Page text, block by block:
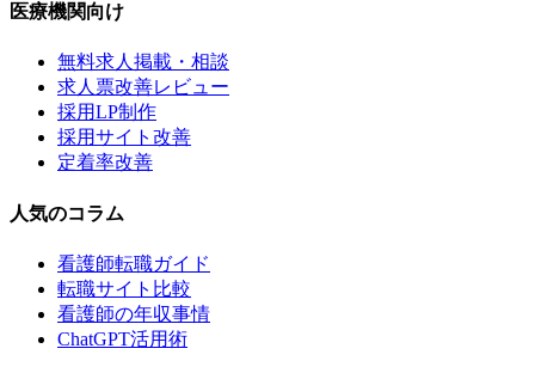
医療機関向け
無料求人掲載・相談
求人票改善レビュー
採用LP制作
採用サイト改善
定着率改善
人気のコラム
看護師転職ガイド
転職サイト比較
看護師の年収事情
ChatGPT活用術